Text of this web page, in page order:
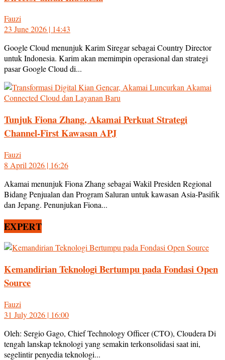
Fauzi
23 June 2026 | 14:43
Google Cloud menunjuk Karim Siregar sebagai Country Director
untuk Indonesia. Karim akan memimpin operasional dan strategi
pasar Google Cloud di...
Tunjuk Fiona Zhang, Akamai Perkuat Strategi
Channel-First Kawasan APJ
Fauzi
8 April 2026 | 16:26
Akamai menunjuk Fiona Zhang sebagai Wakil Presiden Regional
Bidang Penjualan dan Program Saluran untuk kawasan Asia-Pasifik
dan Jepang. Penunjukan Fiona...
EXPERT
Kemandirian Teknologi Bertumpu pada Fondasi Open
Source
Fauzi
31 July 2026 | 16:00
Oleh: Sergio Gago, Chief Technology Officer (CTO), Cloudera Di
tengah lanskap teknologi yang semakin terkonsolidasi saat ini,
segelintir penyedia teknologi...